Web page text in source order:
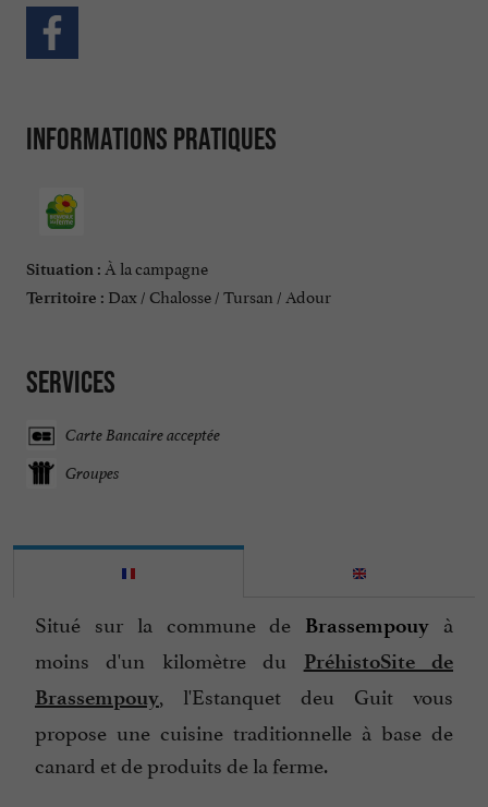
Informations pratiques
Situation : À la campagne
Territoire : Dax / Chalosse / Tursan / Adour
Services
Carte Bancaire acceptée
Groupes
Situé sur la commune de Brassempouy
à
moins d'un kilomètre du
PréhistoSite de
Brassempouy, l'Estanquet deu Guit vous
propose une cuisine traditionnelle à base de
canard et de produits de la ferme.